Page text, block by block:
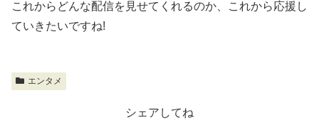
これからどんな配信を見せてくれるのか、これから応援し
ていきたいですね!
エンタメ
シェアしてね